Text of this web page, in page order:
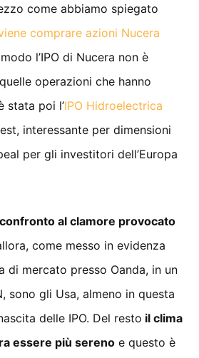
come abbiamo spiegato
comprare azioni Nucera
l’IPO di Nucera non è
operazioni che hanno
stata poi l’IPO Hidroelectrica
interessante per dimensioni
per gli investitori dell’Europa
al clamore provocato
come messo in evidenza
di mercato presso Oanda, in un
sono gli Usa, almeno in questa
delle IPO. Del resto il clima
essere più sereno e questo è